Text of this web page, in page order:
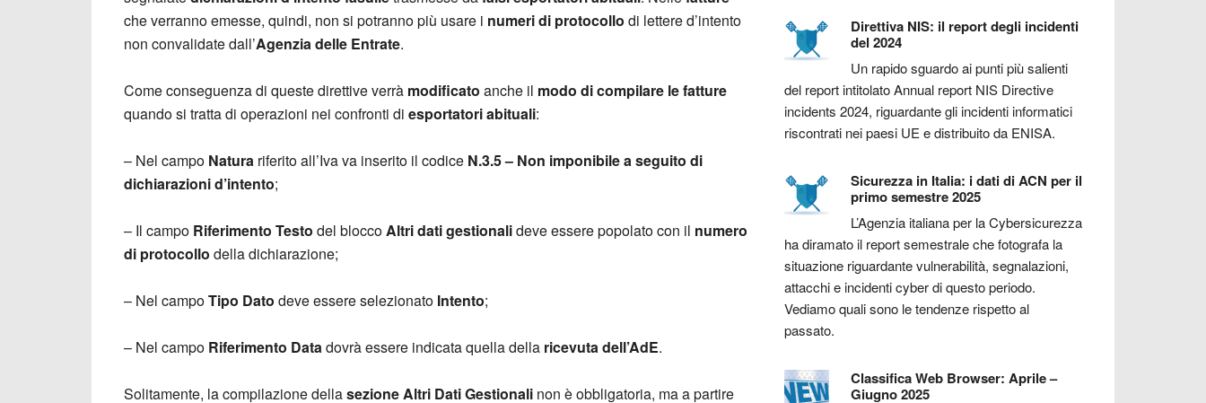
che verranno emesse, quindi, non si potranno più usare i numeri di protocollo di lettere d’intento
non convalidate dall’Agenzia delle Entrate.
Come conseguenza di queste direttive verrà modificato anche il modo di compilare le fatture
quando si tratta di operazioni nei confronti di esportatori abituali:
– Nel campo Natura riferito all’Iva va inserito il codice N.3.5 – Non imponibile a seguito di
dichiarazioni d’intento;
– Il campo Riferimento Testo del bloccoAltri dati gestionalideve essere popolato con il numero
di protocollo della dichiarazione;
– Nel campoTipo Dato deve essere selezionato Intento;
– Nel campo Riferimento Datadovrà essere indicata quella della ricevuta dell’AdE.
Solitamente, la compilazione dellasezione Altri Dati Gestionali non è obbligatoria, ma a partire
Direttiva NIS: il report degli incidenti
del 2024
Un rapido sguardo ai punti più salienti
del report intitolato Annual report NIS Directive
incidents 2024, riguardante gli incidenti informatici
riscontrati nei paesi UE e distribuito da ENISA.
Sicurezza in Italia: i dati di ACN per il
primo semestre 2025
L’Agenzia italiana per la Cybersicurezza
ha diramato il report semestrale che fotografa la
situazione riguardante vulnerabilità, segnalazioni,
attacchi e incidenti cyber di questo periodo.
Vediamo quali sono le tendenze rispetto al
passato.
Classifica Web Browser: Aprile –
Giugno 2025